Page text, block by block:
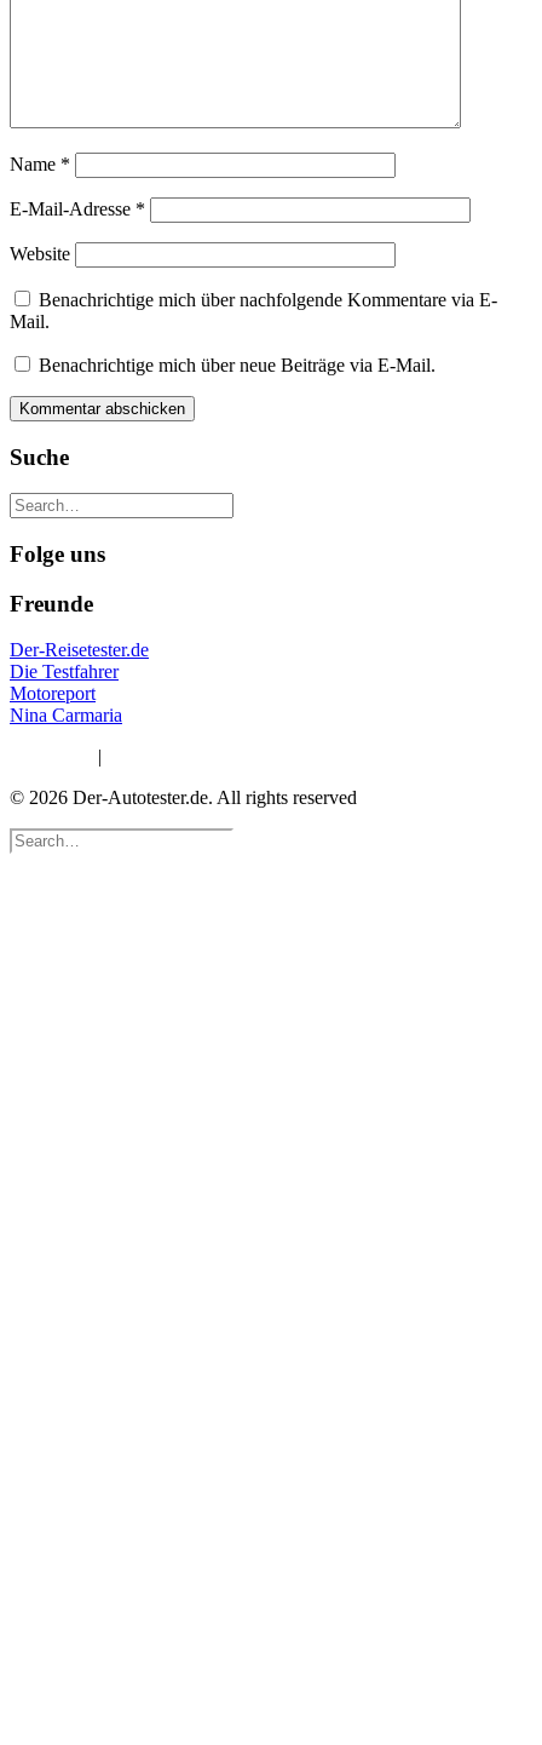
Name *
E-Mail-Adresse *
Website
Benachrichtige mich über nachfolgende Kommentare via E-
Mail.
Benachrichtige mich über neue Beiträge via E-Mail.
Suche
Folge uns
Freunde
Der-Reisetester.de
Die Testfahrer
Motoreport
Nina Carmaria
|
© 2026 Der-Autotester.de. All rights reserved